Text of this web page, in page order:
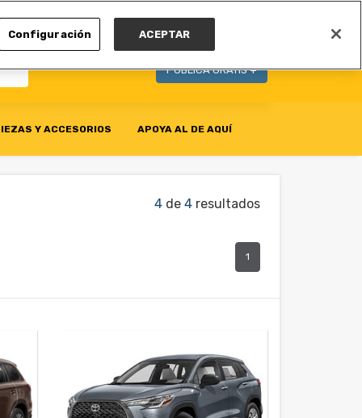
PUBLICA GRATIS +
Y ACCESORIOS APOYA AL DE AQUÍ
4de 4resultados
1
Configuración ACEPTAR